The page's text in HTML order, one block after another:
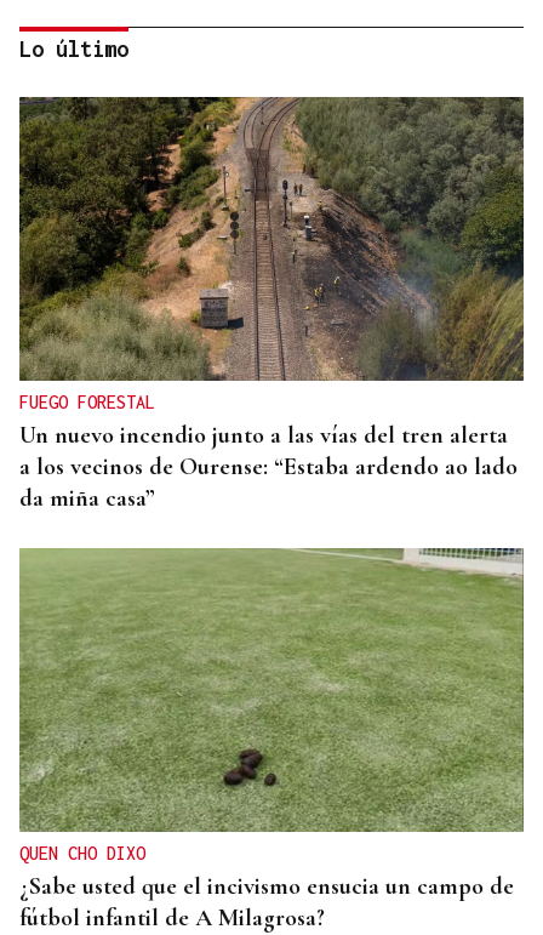
REPRESENTANTE DE EEUU EN BRASILIA
EEUU revoca el visado de la embajadora de Brasil
en el Washington
Lo último
FUEGO FORESTAL
Un nuevo incendio junto a las vías del tren alerta
a los vecinos de Ourense: “Estaba ardendo ao lado
da miña casa”
QUEN CHO DIXO
¿Sabe usted que el incivismo ensucia un campo de
fútbol infantil de A Milagrosa?